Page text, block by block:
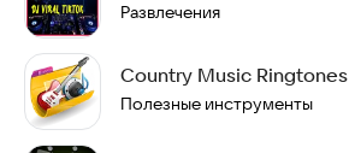
Развлечения
Country Music Ringtones
Полезные инструменты